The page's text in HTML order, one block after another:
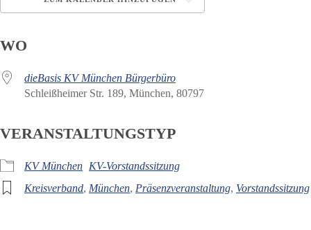
WO
dieBasis KV München Bürgerbüro
Schleißheimer Str. 189, München, 80797
VERANSTALTUNGSTYP
KV München KV-Vorstandssitzung
Kreisverband, München, Präsenzveranstaltung, Vorstandssitzung